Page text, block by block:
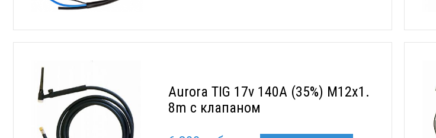
Aurora TIG 17v 140A (35%) M12x1.
8m с клапаном